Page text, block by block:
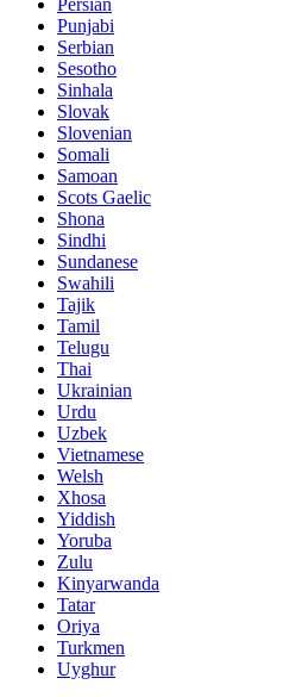
Punjabi
Serbian
Sesotho
Sinhala
Slovak
Slovenian
Somali
Samoan
Scots Gaelic
Shona
Sindhi
Sundanese
Swahili
Tajik
Tamil
Telugu
Thai
Ukrainian
Urdu
Uzbek
Vietnamese
Welsh
Xhosa
Yiddish
Yoruba
Zulu
Kinyarwanda
Tatar
Oriya
Turkmen
Uyghur